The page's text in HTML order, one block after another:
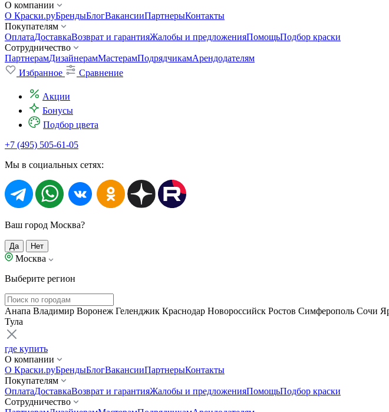
О компании
О Краски.руБрендыБлогВакансииПартнерыКонтакты
Покупателям
ОплатаДоставкаВозврат и гарантияЖалобы и предложенияПомощьПодбор краски
Сотрудничество
ПартнерамДизайнерамМастерамПодрядчикамАрендодателям
Избранное
Сравнение
Акции
Бонусы
Подбор цвета
+7 (495) 505-61-05
Мы в социальных сетях:
Ваш город Москва?
Да Нет
Москва
Выберите регион
Анапа Владимир Воронеж Геленджик Краснодар Новороссийск Ростов Симферополь Сочи
Тула
где купить
О компании
О Краски.руБрендыБлогВакансииПартнерыКонтакты
Покупателям
ОплатаДоставкаВозврат и гарантияЖалобы и предложенияПомощьПодбор краски
Сотрудничество